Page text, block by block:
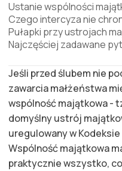
Ustanie wspólności
Czego intercyza nie
Pułapki przy ustrojach
Najczęściej zadawane
Jeśli przed ślubem nie
zawarcia małżeństwa
wspólność majątkowa -
domyślny ustrój
uregulowany w
Wspólność majątkowa
praktycznie wszystko,